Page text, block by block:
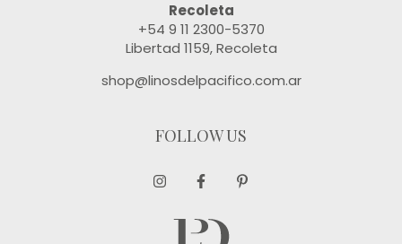
Recoleta
+54 9 11 2300-5370
Libertad 1159, Recoleta
shop@linosdelpacifico.com.ar
FOLLOW US